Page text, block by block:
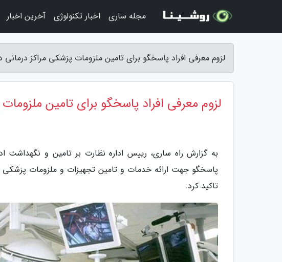
لزوم معرفی افراد پاسخگو برای تامین ملزومات پزشکی مراکز درمانی
لزوم معرفی افراد پاسخگو برای تامین
به گزارش راه ساری، رییس اداره نظارت بر تامین و نگهداشت
پاسخگو جهت ارائه خدمات و تامین تجهیزات و ملزومات پزشکی
تاکید کرد.
مجله ساری اخبار تکنولوژی آخرین اخبار